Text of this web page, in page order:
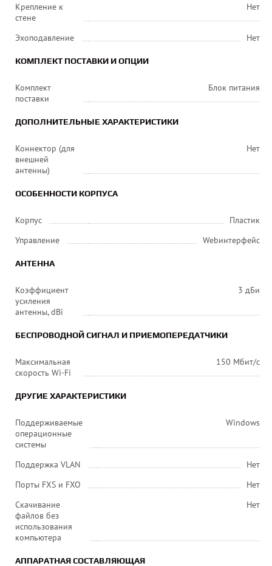
Крепление к
стене
Нет
Эхоподавление Нет
КОМПЛЕКТ ПОСТАВКИ И ОПЦИИ
Комплект
поставки
Блок питания
ДОПОЛНИТЕЛЬНЫЕ ХАРАКТЕРИСТИКИ
Коннектор (для
внешней
антенны)
Нет
ОСОБЕННОСТИ КОРПУСА
Корпус
Пластик
Управление
Webинтерфейс
АНТЕННА
Коэффициент
усиления
антенны, dBi
3 дБи
БЕСПРОВОДНОЙ СИГНАЛ И ПРИЕМОПЕРЕДАТЧИКИ
Максимальная
скорость Wi-Fi
150 Мбит/с
ДРУГИЕ ХАРАКТЕРИСТИКИ
Поддерживаемые
операционные
системы
Windows
Поддержка VLAN
Нет
Порты FXS и FXO
Нет
Скачивание
файлов без
использования
компьютера
Нет
АППАРАТНАЯ СОСТАВЛЯЮЩАЯ